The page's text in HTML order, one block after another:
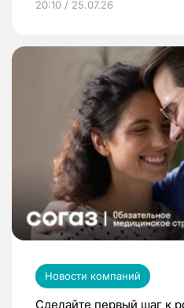
20:10 / 25.07.26
Новости компаний
Сделайте первый шаг к